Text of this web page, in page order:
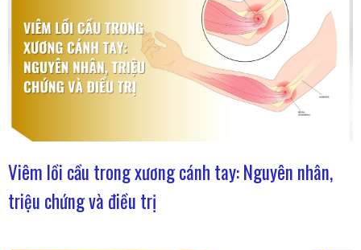
Viêm lồi cầu trong xương cánh tay: Nguyên nhân,
triệu chứng và điều trị